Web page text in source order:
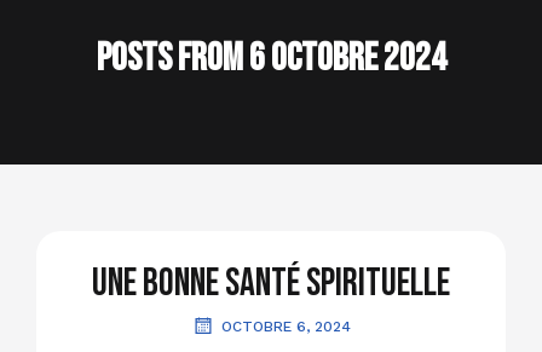
Posts from 6 octobre 2024
Une bonne santé spirituelle
OCTOBRE 6, 2024